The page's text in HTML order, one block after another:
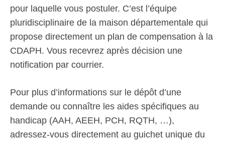
pour laquelle vous postuler. C’est l’équipe
pluridisciplinaire de la maison départementale qui
propose directement un plan de compensation à la
CDAPH. Vous recevrez après décision une
notification par courrier.
Pour plus d’informations sur le dépôt d’une
demande ou connaître les aides spécifiques au
handicap (AAH, AEEH, PCH, RQTH, …),
adressez-vous directement au guichet unique du